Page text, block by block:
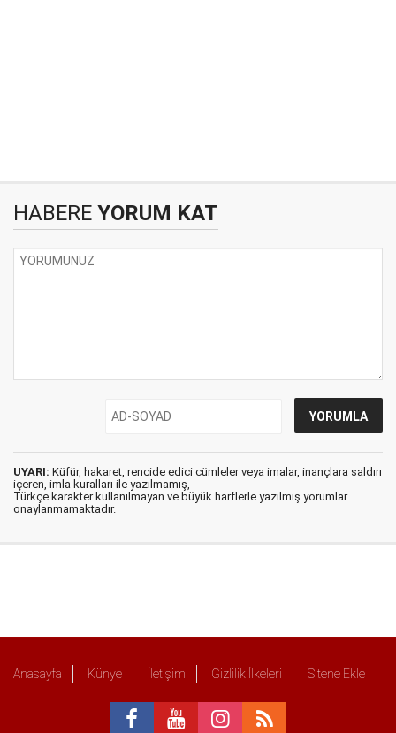
HABERE YORUM KAT
UYARI: Küfür, hakaret, rencide edici cümleler veya imalar, inançlara saldırı
içeren, imla kuralları ile yazılmamış,
Türkçe karakter kullanılmayan ve büyük harflerle yazılmış yorumlar
onaylanmamaktadır.
Anasayfa Künye İletişim Gizlilik İlkeleri Sitene Ekle